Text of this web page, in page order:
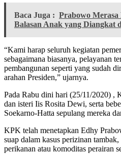
Baca Juga : Prabowo
Balasan Anak yang Diangkat
“Kami harap seluruh kegiatan
sebagaimana biasanya, pelayanan
pembangunan seperti yang sudah
arahan Presiden,” ujarnya.
Pada Rabu dini hari (25/11/2020) ,
dan isteri Iis Rosita Dewi, serta
Soekarno-Hatta sepulang mereka
KPK telah menetapkan Edhy
suap dalam kasus perizinan
perikanan atau komoditas perairan